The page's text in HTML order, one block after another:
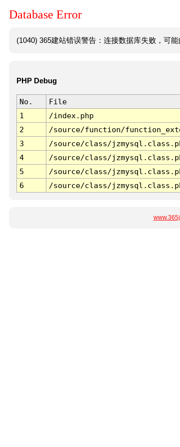
Database Error
(1040) 365建站错误警告：连接数据库失败，可
PHP Debug
No. File
1
/index.php
2
/source/function/
3
/source/class/
4
/source/class/
5
/source/class/
6
/source/class/